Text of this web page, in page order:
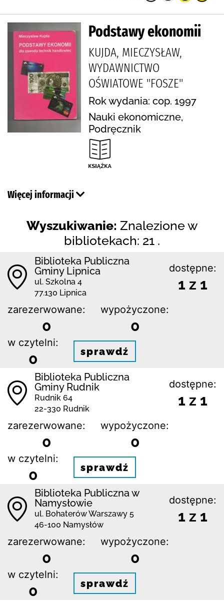
Podstawy ekonomii
KUJDA, MIECZYSŁAW,
WYDAWNICTWO
OŚWIATOWE "FOSZE"
Rok wydania: cop. 1997
Nauki ekonomiczne,
Podręcznik
Więcej informacji
Wyszukiwanie: Znalezione w
bibliotekach: 21 .
Biblioteka Publiczna
Gminy Lipnica
ul. Szkolna 4
77.130 Lipnica
dostępne:
1 z 1
zarezerwowane:
0
wypożyczone:
0
w czytelni:
0 sprawdź
Biblioteka Publiczna
Gminy Rudnik
Rudnik 64
22-330 Rudnik
dostępne:
1 z 1
zarezerwowane:
0
wypożyczone:
0
w czytelni:
0 sprawdź
Biblioteka Publiczna w
Namysłowie
ul. Bohaterów Warszawy 5
46-100 Namysłów
dostępne:
1 z 1
zarezerwowane:
0
wypożyczone:
0
w czytelni:
0 sprawdź